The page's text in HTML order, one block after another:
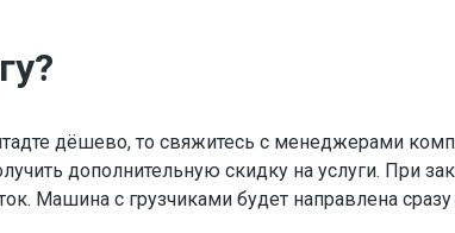
дёшево, то свяжитесь с менеджерами
дополнительную скидку на услуги. При
Машина с грузчиками будет направлена